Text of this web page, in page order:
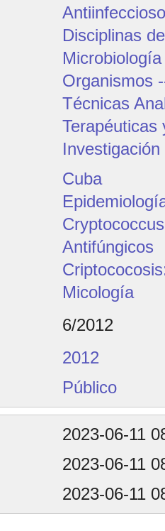
Disciplinas
Organismos
Técnicas
Terapéuticas
Cuba
Antifúngicos
Micología
6/2012
2012
Público
2023-06-11
2023-06-11
2023-06-11